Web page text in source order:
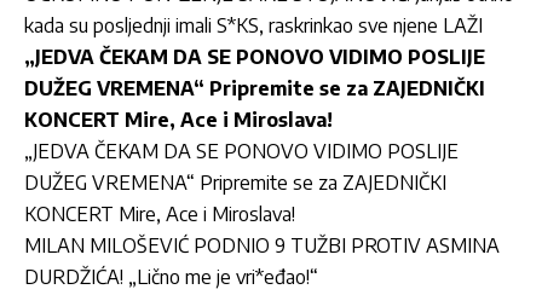
kada su posljednji imali S*KS, raskrinkao sve njene LAŽI
„JEDVA ČEKAM DA SE PONOVO VIDIMO POSLIJE
DUŽEG VREMENA“ Pripremite se za ZAJEDNIČKI
KONCERT Mire, Ace i Miroslava!
„JEDVA ČEKAM DA SE PONOVO VIDIMO POSLIJE
DUŽEG VREMENA“ Pripremite se za ZAJEDNIČKI
KONCERT Mire, Ace i Miroslava!
MILAN MILOŠEVIĆ PODNIO 9 TUŽBI PROTIV ASMINA
DURDŽIĆA! „Lično me je vri*eđao!“